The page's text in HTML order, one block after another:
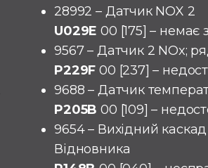
28992 – Датчик NOX 2
U029E 00 [175] – немає
9567 – Датчик 2 NOx;
P229F 00 [237] –
9688 – Датчик
P205B 00 [109] –
9654 – Вихідний каскад
Відновника